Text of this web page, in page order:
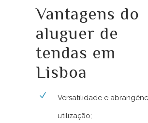
Vantagens do
aluguer de
tendas em
Lisboa
Versatilidade e
utilização;